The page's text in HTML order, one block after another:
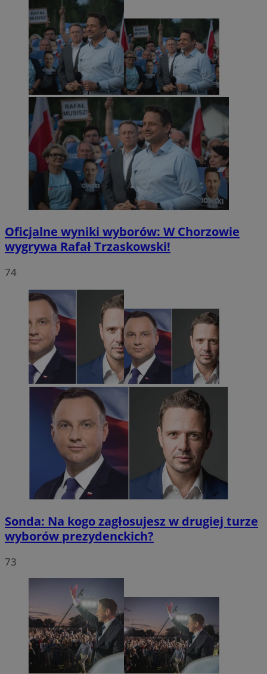
Oficjalne wyniki wyborów: W Chorzowie
wygrywa Rafał Trzaskowski!
74
Sonda: Na kogo zagłosujesz w drugiej turze
wyborów prezydenckich?
73